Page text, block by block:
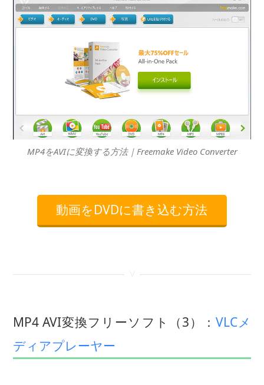
MP4をAVIに変換する方法｜Freemake Video Converter
動画をDVDに書き込む方法
MP4 AVI変換フリーソフト（3）： VLCメ
ディアプレーヤー